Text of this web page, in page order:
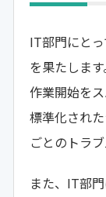
IT部門にと
を果たしま
作業開始を
標準化され
ごとのトラ
また、IT部